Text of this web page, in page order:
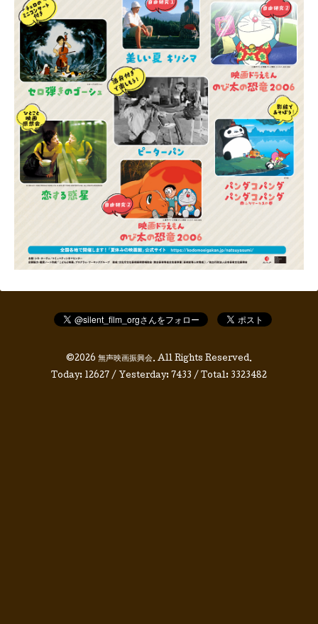
©2026 無声映画振興会. All Rights Reserved.
Today: 12627 / Yesterday: 7433 / Total: 3323482